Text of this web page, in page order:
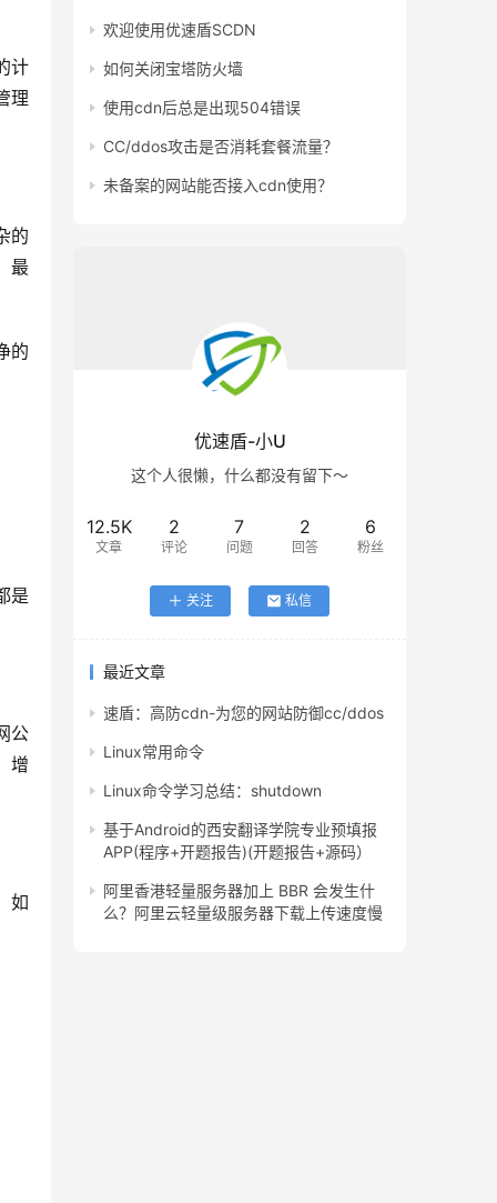
计
理
的
最
的
是
公
增
如
欢迎使用优速盾SCDN
如何关闭宝塔防火墙
使用cdn后总是出现504错误
CC/ddos攻击是否消耗套餐流量？
未备案的网站能否接入cdn使用？
优速盾-小U
这个人很懒，什么都没有留下～
12.5K
文章
2
评论
7
问题
2
回答
6
粉丝
关注 私信
最近文章
速盾：高防cdn-为您的网站防御cc/ddos
Linux常用命令
Linux命令学习总结：shutdown
基于Android的西安翻译学院专业预填报
APP(程序+开题报告)(开题报告+源码）
阿里香港轻量服务器加上 BBR 会发生什
么？阿里云轻量级服务器下载上传速度慢